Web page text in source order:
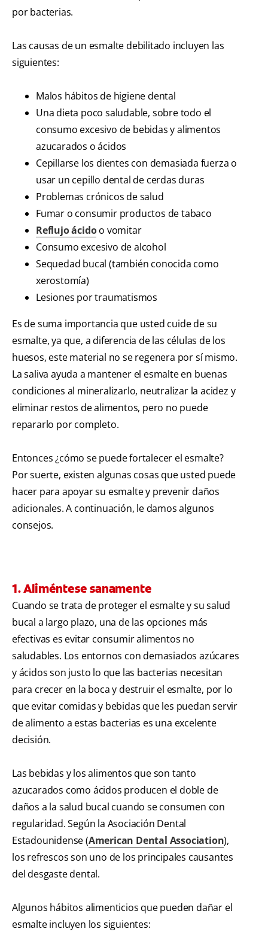
por bacterias.
Las causas de un esmalte debilitado incluyen las
siguientes:
Malos hábitos de higiene dental
Una dieta poco saludable, sobre todo el
consumo excesivo de bebidas y alimentos
azucarados o ácidos
Cepillarse los dientes con demasiada fuerza o
usar un cepillo dental de cerdas duras
Problemas crónicos de salud
Fumar o consumir productos de tabaco
Reflujo ácidoo vomitar
Consumo excesivo de alcohol
Sequedad bucal (también conocida como
xerostomía)
Lesiones por traumatismos
Es de suma importancia que usted cuide de su
esmalte, ya que, a diferencia de las células de los
huesos, este material no se regenera por sí mismo.
La saliva ayuda a mantener el esmalte en buenas
condiciones al mineralizarlo, neutralizar la acidez y
eliminar restos de alimentos, pero no puede
repararlo por completo.
Entonces ¿cómo se puede fortalecer el esmalte?
Por suerte, existen algunas cosas que usted puede
hacer para apoyar su esmalte y prevenir daños
adicionales. A continuación, le damos algunos
consejos.
1. Aliméntese sanamente
Cuando se trata de proteger el esmalte y su salud
bucal a largo plazo, una de las opciones más
efectivas es evitar consumir alimentos no
saludables. Los entornos con demasiados azúcares
y ácidos son justo lo que las bacterias necesitan
para crecer en la boca y destruir el esmalte, por lo
que evitar comidas y bebidas que les puedan servir
de alimento a estas bacterias es una excelente
decisión.
Las bebidas y los alimentos que son tanto
azucarados como ácidos producen el doble de
daños a la salud bucal cuando se consumen con
regularidad. Según la Asociación Dental
Estadounidense (American Dental Association),
los refrescos son uno de los principales causantes
del desgaste dental.
Algunos hábitos alimenticios que pueden dañar el
esmalte incluyen los siguientes: